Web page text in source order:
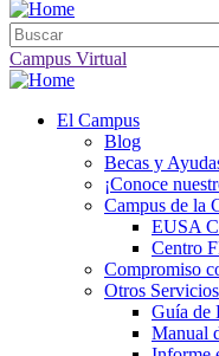
Campus Virtual
El Campus
Blog
Becas y
¡Conoce
Campus de la
EUSA
Centro
Compromiso
Otros Servicios
Guía de
Manual